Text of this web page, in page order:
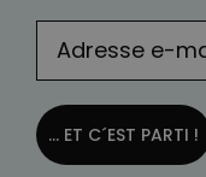
... ET C´EST PARTI !